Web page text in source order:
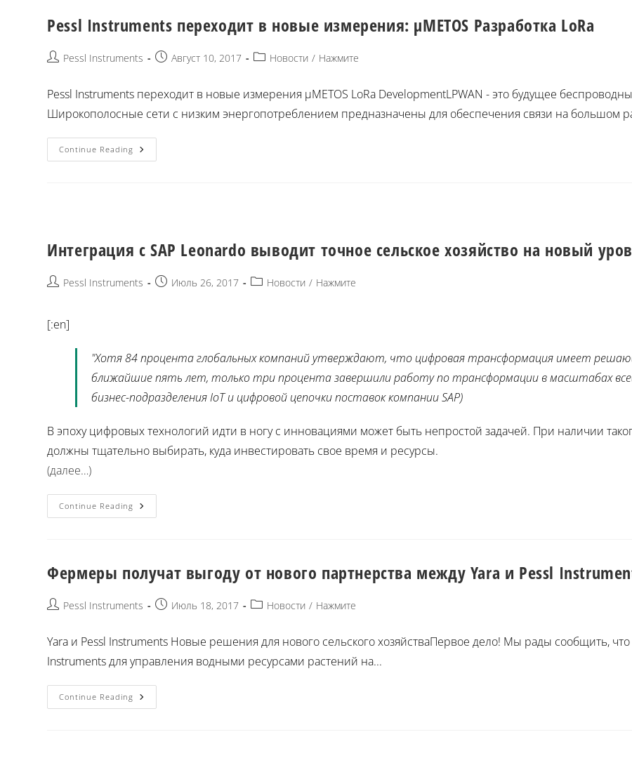
Pessl Instruments переходит в новые измерения: µMETOS Разработка LoRa
Pessl Instruments Август 10, 2017 Новости / Нажмите
Pessl Instruments переходит в новые измерения µMETOS LoRa DevelopmentLPWAN - это будущее
Широкополосные сети с низким энергопотреблением предназначены для обеспечения связи на большом
Continue Reading
Интеграция с SAP Leonardo выводит точное сельское хозяйство на новый
Pessl Instruments Июль 26, 2017 Новости / Нажмите
[:en]
"Хотя 84 процента глобальных компаний утверждают, что цифровая трансформация имеет
ближайшие пять лет, только три процента завершили работу по трансформации в масштабах
бизнес-подразделения IoT и цифровой цепочки поставок компании SAP)
В эпоху цифровых технологий идти в ногу с инновациями может быть непростой задачей. При наличии
должны тщательно выбирать, куда инвестировать свое время и ресурсы.
(далее…)
Continue Reading
Фермеры получат выгоду от нового партнерства между Yara и Pessl
Pessl Instruments Июль 18, 2017 Новости / Нажмите
Yara и Pessl Instruments Новые решения для нового сельского хозяйстваПервое дело! Мы рады сообщить,
Instruments для управления водными ресурсами растений на...
Continue Reading